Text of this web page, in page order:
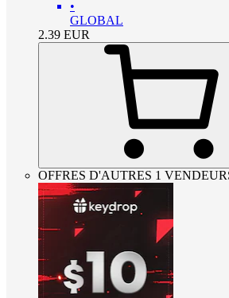
•
GLOBAL
2.39 EUR
OFFRES D'AUTRES 1